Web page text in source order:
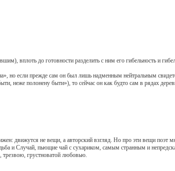
вплоть до готовности разделить с ним его гибельность и
но если прежде сам он был лишь надменным нейтральным
неже полонену быти»), то сейчас он как будто сам в рядах
не вещи, а авторский взгляд. Но про эти вещи поэт
и Случай, пьющие чай с сухариком, самым странным и
грустноватой любовью.